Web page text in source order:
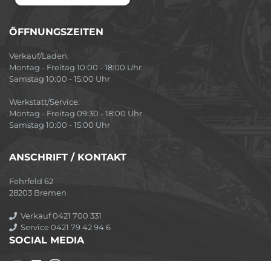
ÖFFNUNGSZEITEN
Verkauf/Laden:
Montag - Freitag 10:00 - 18:00 Uhr
Samstag 10:00 - 15:00 Uhr
Werkstatt/Service:
Montag - Freitag 09:30 - 18:00 Uhr
Samstag 10:00 - 15:00 Uhr
ANSCHRIFT / KONTAKT
Fehrfeld 62
28203 Bremen
Verkauf 0421 700 331
Service 0421 79 42 94 6
SOCIAL MEDIA